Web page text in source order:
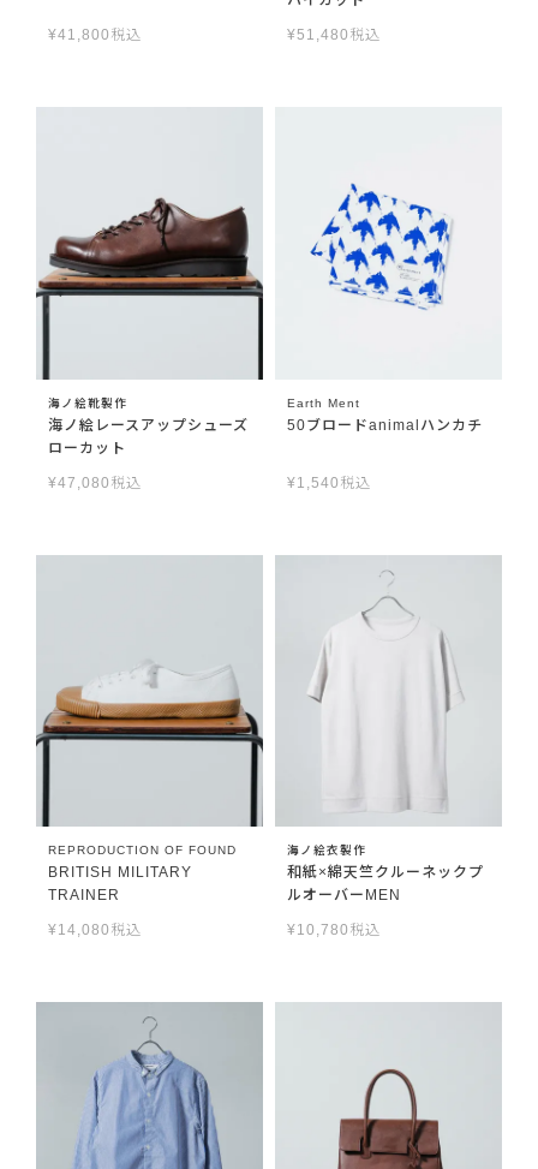
¥41,800 税込 ¥51,480 税込
海ノ絵靴製作
海ノ絵レースアップシューズ
ローカット
¥47,080 税込
Earth Ment
50ブロードanimalハンカチ
¥1,540 税込
REPRODUCTION OF FOUND
BRITISH MILITARY
TRAINER
¥14,080 税込
海ノ絵衣製作
和紙×綿天竺クルーネックプ
ルオーバーMEN
¥10,780 税込